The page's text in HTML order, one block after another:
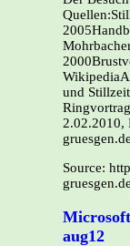
und
2.02.2010,
gruesgen.de
Source:
aug12